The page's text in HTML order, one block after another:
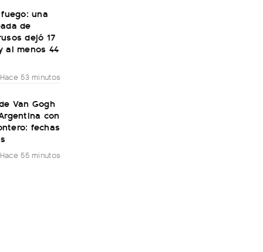
una
de
dejó 17
al menos 44
Hace 53 minutos
Van Gogh
con
fechas
Hace 55 minutos